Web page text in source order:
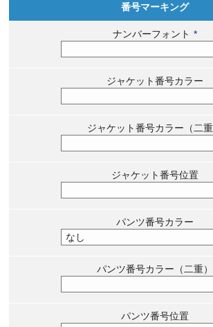
番号マーキング
ナンバーフォント *
ジャケット番号カラー
ジャケット番号カラー（二重
ジャケット番号位置
パンツ番号カラー
パンツ番号カラー（二重）
パンツ番号位置